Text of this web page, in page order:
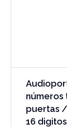
puertas
16